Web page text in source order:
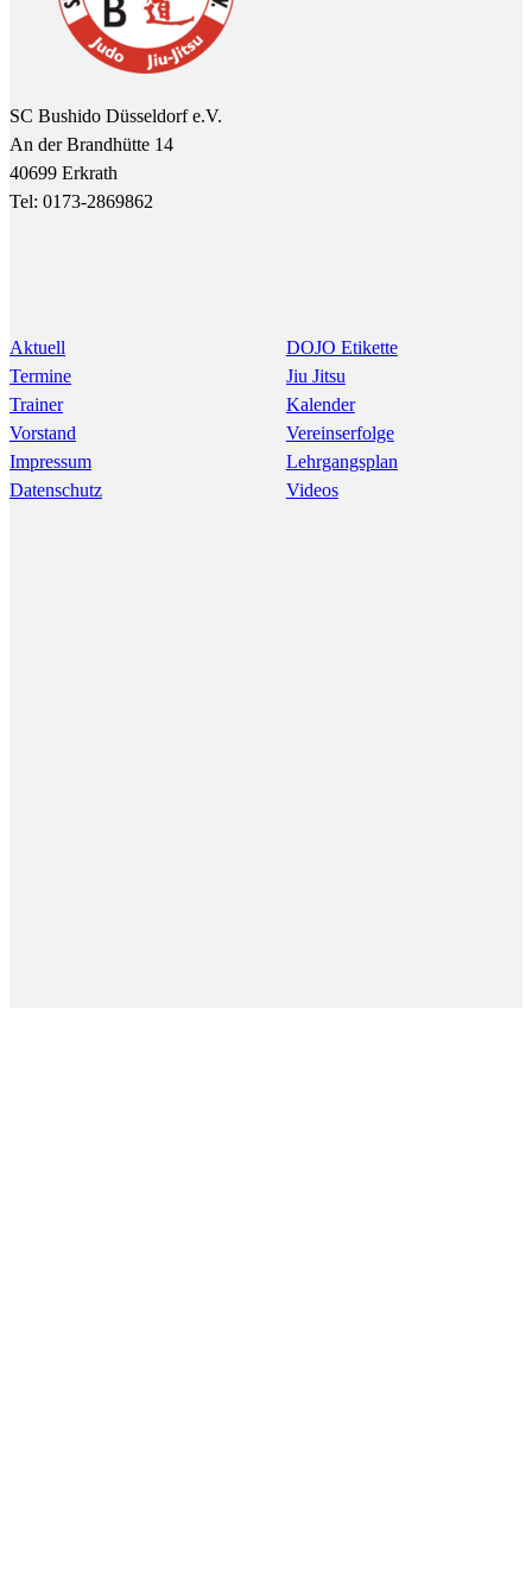
SC Bushido Düsseldorf e.V.
An der Brandhütte 14
40699 Erkrath
Tel: 0173-2869862
Aktuell
Termine
Trainer
Vorstand
Impressum
Datenschutz
DOJO Etikette
Jiu Jitsu
Kalender
Vereinserfolge
Lehrgangsplan
Videos